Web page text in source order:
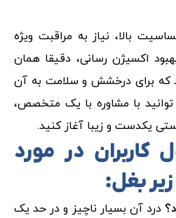
بالا، نیاز به مراقبت ویژه
اکسیژن رسانی، دقیقا همان
که برای درخشش و سلامت به آن
توانید با مشاوره با یک متخصص،
یکدست و زیبا آغاز کنید.
کاربران در مورد
بغل:
درد آن بسیار ناچیز و در حد یک